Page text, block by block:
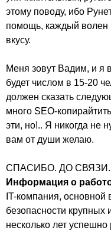
этому поводу, ибо
помощь, каждый волен
вкусу.
Меня зовут Вадим, и я
будет числом в 15-20
должен сказать
много SEO-
эти, но!.. Я никогда не
вам от души желаю.
СПАСИБО. ДО СВЯЗИ.
Информация о
IT-компания, основной
безопасности крупных
несколько лет